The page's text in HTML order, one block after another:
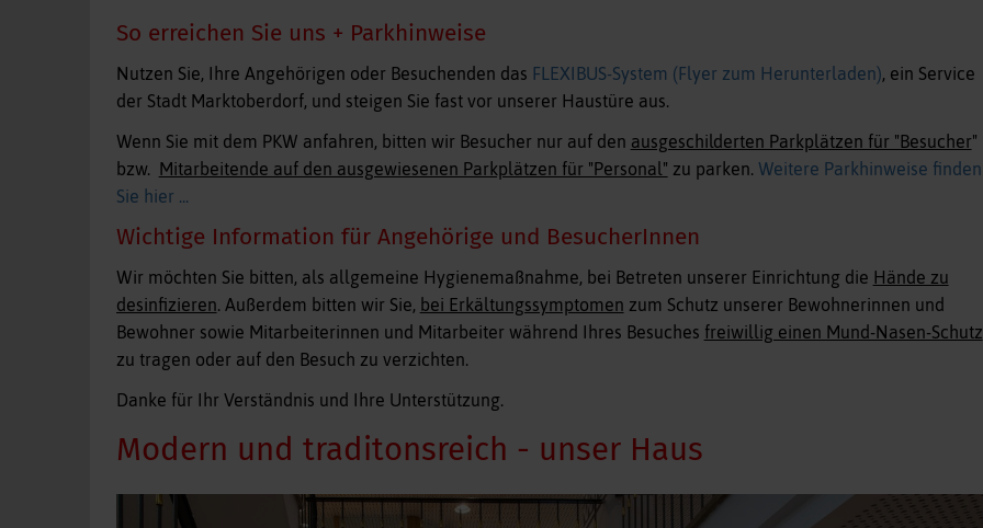
So erreichen Sie uns + Parkhinweise
Nutzen Sie, Ihre Angehörigen oder Besuchenden das FLEXIBUS-System (Flyer zum Herunterladen), ein Service
der Stadt Marktoberdorf, und steigen Sie fast vor unserer Haustüre aus.
Wenn Sie mit dem PKW anfahren, bitten wir Besucher nur auf den ausgeschilderten Parkplätzen für "Besucher"
bzw. Mitarbeitende auf den ausgewiesenen Parkplätzen für "Personal" zu parken. Weitere Parkhinweise finden
Sie hier ...
Wichtige Information für Angehörige und BesucherInnen
Wir möchten Sie bitten, als allgemeine Hygienemaßnahme, bei Betreten unserer Einrichtung die Hände zu
desinfizieren. Außerdem bitten wir Sie, bei Erkältungssymptomen zum Schutz unserer Bewohnerinnen und
Bewohner sowie Mitarbeiterinnen und Mitarbeiter während Ihres Besuches freiwillig einen Mund-Nasen-Schutz
zu tragen oder auf den Besuch zu verzichten.
Danke für Ihr Verständnis und Ihre Unterstützung.
Modern und traditonsreich - unser Haus